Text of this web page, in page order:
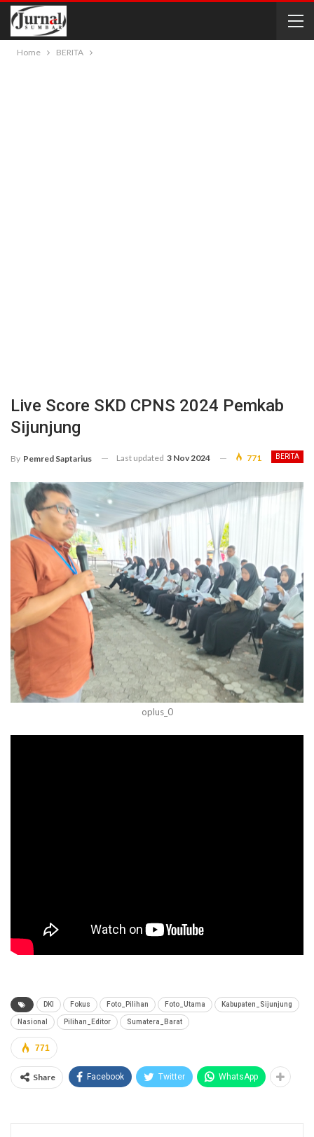
Home BERITA
Live Score SKD CPNS 2024 Pemkab
Sijunjung
BERITA
By Pemred Saptarius Last updated 3 Nov 2024 771
oplus_0
DKI Fokus Foto_Pilihan Foto_Utama Kabupaten_Sijunjung
Nasional Pilihan_Editor Sumatera_Barat
771
Share Facebook Twitter WhatsApp